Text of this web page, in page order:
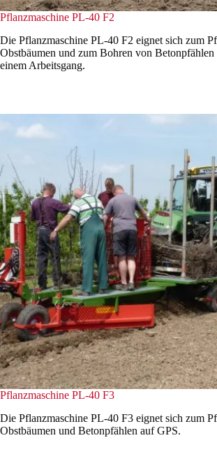
Pflanzmaschine PL-40 F2
Die Pflanzmaschine PL-40 F2 eignet sich zum
Obstbäumen und zum Bohren von Betonpfählen
einem Arbeitsgang.
Pflanzmaschine PL-40 F3
Die Pflanzmaschine PL-40 F3 eignet sich zum
Obstbäumen und Betonpfählen auf GPS.